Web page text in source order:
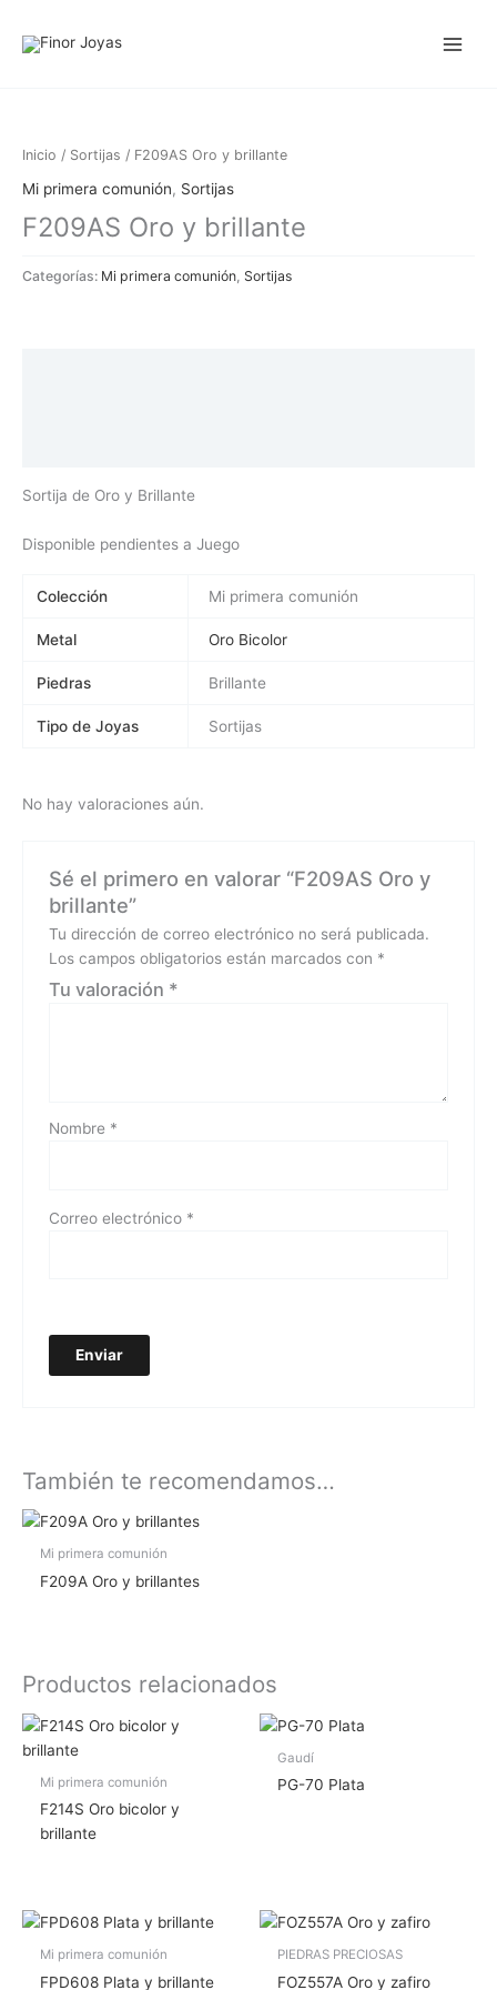
Inicio / Sortijas / F209AS Oro y brillante
Mi primera comunión, Sortijas
F209AS Oro y brillante
Categorías: Mi primera comunión Sortijas
Sortija de Oro y Brillante
Disponible pendientes a Juego
Colección Mi primera comunión
Metal Oro Bicolor
Piedras Brillante
Tipo de Joyas Sortijas
No hay valoraciones aún.
Sé el primero en valorar “F209AS Oro y
brillante”
Tu dirección de correo electrónico no será publicada.
Los campos obligatorios están marcados con *
Tu valoración *
Nombre *
Correo electrónico *
También te recomendamos…
Mi primera comunión
F209A Oro y brillantes
Productos relacionados
Mi primera comunión
F214S Oro bicolor y
brillante
Gaudí
PG-70 Plata
Mi primera comunión
FPD608 Plata y brillante
PIEDRAS PRECIOSAS
FOZ557A Oro y zafiro